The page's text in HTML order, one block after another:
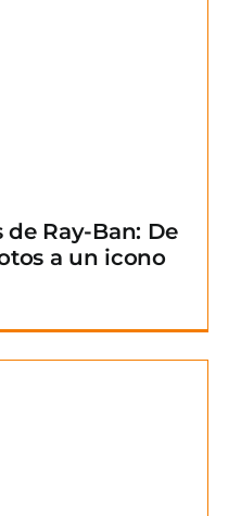
de Ray-Ban: De
a un icono